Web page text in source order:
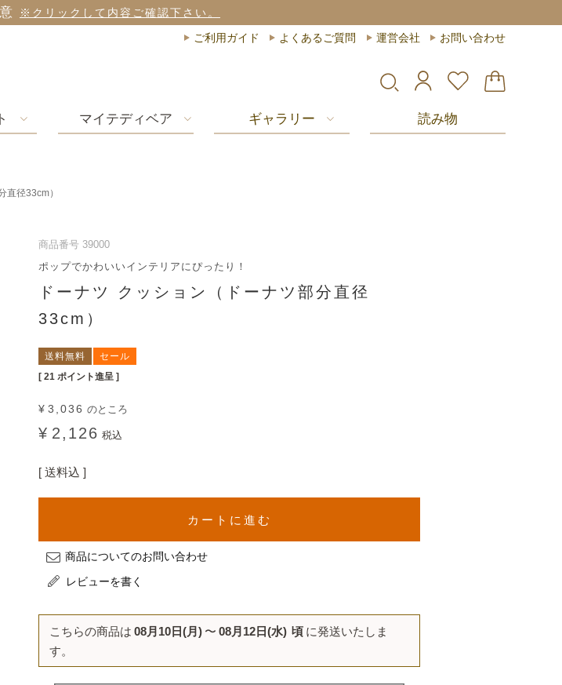
※クリックして内容ご確認下さい。
ご利用ガイド よくあるご質問 運営会社 お問い合わせ
マイテディベア ギャラリー 読み物
直径33cm）
商品番号 39000
ポップでかわいいインテリアにぴったり！
ドーナツ クッション（ドーナツ部分直径
33cm）
送料無料
セール
[ 21 ポイント進呈 ]
¥ 3,036 のところ
¥ 2,126 税込
送料込
カートに進む
商品についてのお問い合わせ
レビューを書く
こちらの商品は 08月10日(月) 〜 08月12日(水) 頃 に発送いたしま
す。